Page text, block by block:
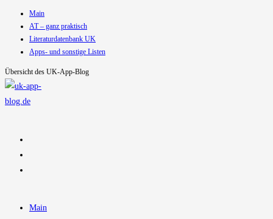
Inhalt
springen
Main
AT – ganz praktisch
Literaturdatenbank UK
Apps- und sonstige Listen
Übersicht des UK-App-Blog
Main